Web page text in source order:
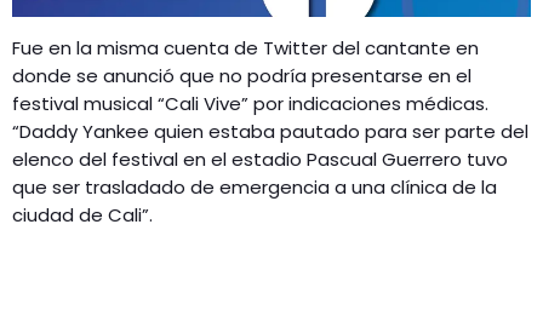
Fue en la misma cuenta de Twitter del cantante en
donde se anunció que no podría presentarse en el
festival musical “Cali Vive” por indicaciones médicas.
“Daddy Yankee quien estaba pautado para ser parte del
elenco del festival en el estadio Pascual Guerrero tuvo
que ser trasladado de emergencia a una clínica de la
ciudad de Cali”.